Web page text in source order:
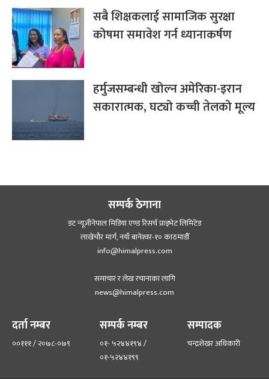
सबै शिक्षकलाई सामाजिक सुरक्षा
कोषमा समावेश गर्न ध्यानाकर्षण
हर्मुजसम्बन्धी खोल्न अमेरिका-इरान
सकारात्मक, घट्यो कच्ची तेलको मूल्य
सम्पर्क ठेगाना
डट न्यूजीनेपाल मिडिया एण्ड रिसर्च प्राइभेट लिमिटेड
लाखेचौर मार्ग, नयाँ बानेश्‍वर-१० काठमाडौँ
info@himalpress.com
समाचार र लेख रचानाका लागि
news@himalpress.com
दर्ता नम्बर
००१११ / २०७८-०७९
सम्पर्क नम्बर
०१- ५२४४१९४ /
०१-५२४४१९९
सम्पादक
चन्द्रशेखर अधिकारी